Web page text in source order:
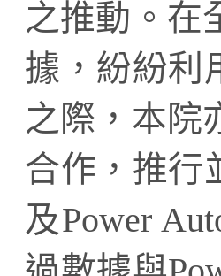
之推動。在
據，紛紛利
之際，本院
合作，推行
及Power